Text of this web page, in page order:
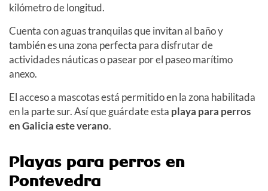
kilómetro de longitud.
Cuenta con aguas tranquilas que invitan al baño y
también es una zona perfecta para disfrutar de
actividades náuticas o pasear por el paseo marítimo
anexo.
El acceso a mascotas está permitido en la zona habilitada
en la parte sur. Así que guárdate esta playa para perros
en Galicia este verano.
Playas para perros en
Pontevedra